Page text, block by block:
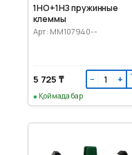
1НО+1НЗ пружинные
клеммы
Арт: MM107940--
5 725 ₸ − +
Қоймада бар